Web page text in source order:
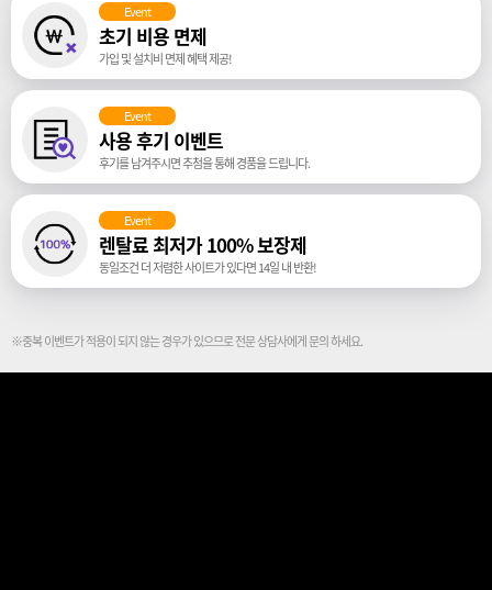
Event
초기 비용 면제
가입 및 설치비 면제 혜택 제공!
Event
사용 후기 이벤트
후기를 남겨주시면 추첨을 통해 경품을 드립니다.
Event
렌탈료 최저가 100% 보장제
동일조건 더 저렴한 사이트가 있다면 14일 내 반환!
※중복 이벤트가 적용이 되지 않는 경우가 있으므로 전문 상담사에게 문의 하세요.